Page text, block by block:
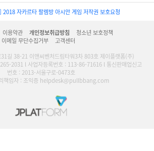
2018 자카르타 팔렘방 아시안 게임 저작권 보호요청
이용약관 개인정보취급방침
청소년 보호정책
이메일 무단수집거부
고객센터
길 38-21 이앤씨벤처드림타워3차 803호 제이플랫폼(주)
2031 l 사업자등록번호 : 113-86-71616 l 통신판매업신고
번호 : 2013-서울구로-0473호
책임자 : 조익증 helpdesk@pullbbang.com